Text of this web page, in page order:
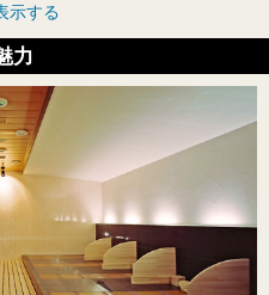
示する
力